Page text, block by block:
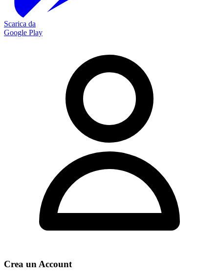
Scarica da
Google Play
Crea un Account